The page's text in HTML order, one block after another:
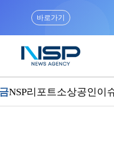
바로가기
NSP리포트소상공인이